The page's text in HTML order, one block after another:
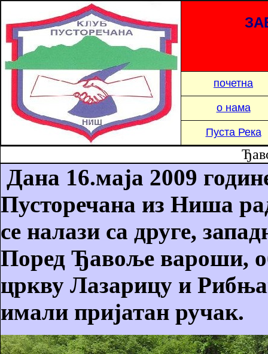
почетна
о нама
Пуста Река
Дана 16.маја 2009
Пусторечана из Ниша
се налази са друге,
Поред Ђавоље вароши,
цркву Лазарицу и
имали пријатан ручак.